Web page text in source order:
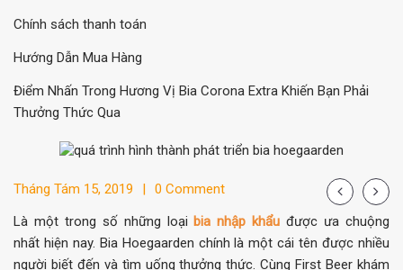
Chính sách thanh toán
Hướng Dẫn Mua Hàng
Điểm Nhấn Trong Hương Vị Bia Corona Extra Khiến Bạn Phải
Thưởng Thức Qua
Tháng Tám 15, 2019
0 Comment
Là một trong số những loại bia nhập khẩu được ưa chuộng
nhất hiện nay. Bia Hoegaarden chính là một cái tên được nhiều
người biết đến và tìm uống thưởng thức. Cùng First Beer khám